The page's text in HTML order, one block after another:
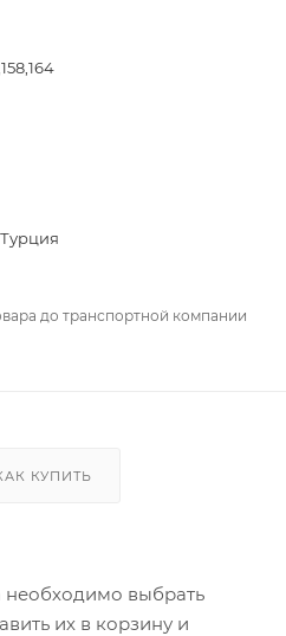
Турция
до транспортной компании
КУПИТЬ
выбрать
их в корзину и